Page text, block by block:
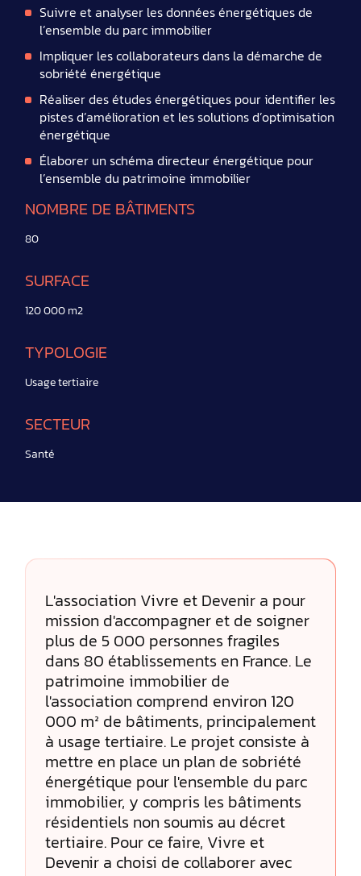
Suivre et analyser les données énergétiques de
l’ensemble du parc immobilier
Impliquer les collaborateurs dans la démarche de
sobriété énergétique
Réaliser des études énergétiques pour identifier les
pistes d’amélioration et les solutions d’optimisation
énergétique
Élaborer un schéma directeur énergétique pour
l’ensemble du patrimoine immobilier
NOMBRE DE BÂTIMENTS
80
SURFACE
120 000 m2
TYPOLOGIE
Usage tertiaire
SECTEUR
Santé
L'association Vivre et Devenir a pour
mission d'accompagner et de soigner
plus de 5 000 personnes fragiles
dans 80 établissements en France. Le
patrimoine immobilier de
l'association comprend environ 120
000 m² de bâtiments, principalement
à usage tertiaire. Le projet consiste à
mettre en place un plan de sobriété
énergétique pour l'ensemble du parc
immobilier, y compris les bâtiments
résidentiels non soumis au décret
tertiaire. Pour ce faire, Vivre et
Devenir a choisi de collaborer avec